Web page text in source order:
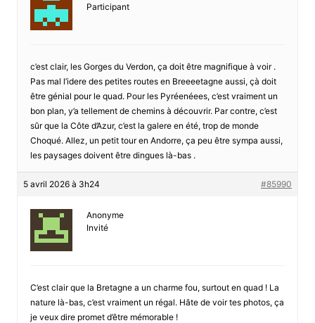
Participant
c’est clair, les Gorges du Verdon, ça doit être magnifique à voir .
Pas mal l’idere des petites routes en Breeeetagne aussi, çà doit
être génial pour le quad. Pour les Pyréenéees, c’est vraiment un
bon plan, y’a tellement de chemins à découvrir. Par contre, c’est
sûr que la Côte d’Azur, c’est la galere en été, trop de monde
Choqué. Allez, un petit tour en Andorre, ça peu être sympa aussi,
les paysages doivent être dingues là-bas .
5 avril 2026 à 3h24 #85990
Anonyme
Invité
C’est clair que la Bretagne a un charme fou, surtout en quad ! La
nature là-bas, c’est vraiment un régal. Hâte de voir tes photos, ça
je veux dire promet d’être mémorable !